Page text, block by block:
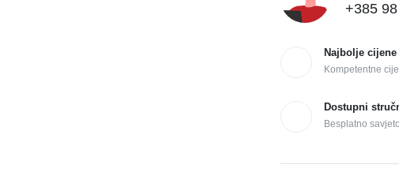
+385
Najbolje cijene
Kompetentne
Dostupni
Besplatno